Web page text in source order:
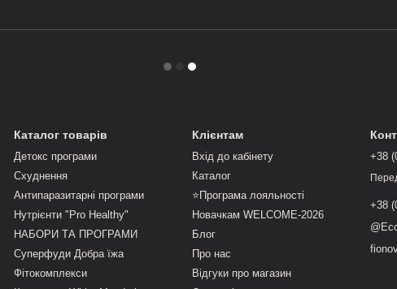
Каталог товарів
Детокс програми
Схуднення
Антипаразитарні програми
Нутрієнти "Pro Healthy"
НАБОРИ ТА ПРОГРАМИ
Суперфуди Добра їжа
Фітокомплекси
Клієнтам
Вхід до кабінету
Каталог
⭐Програма лояльності
Новачкам WELCOME-2026
Блог
Про нас
Відгуки про магазин
+38
+38